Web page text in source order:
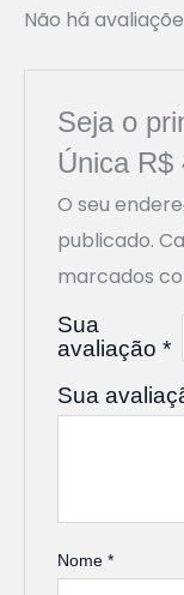
Não há
Seja o
Única R$
O seu
publicado.
marcados
Sua
avaliação *
Sua
Nome *